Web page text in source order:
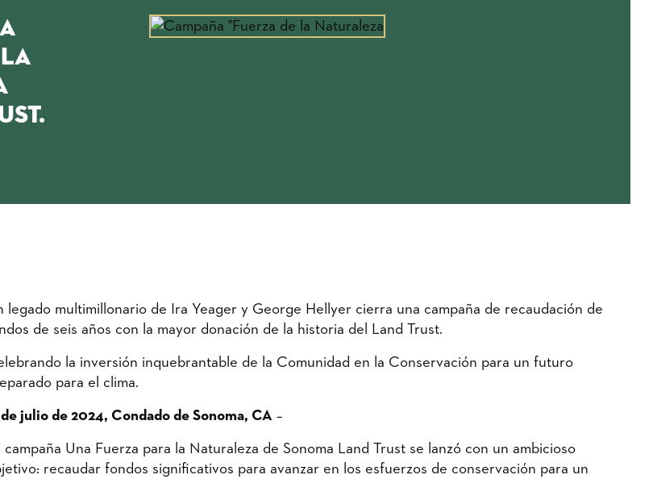
la
legado multimillonario de Ira Yeager y George Hellyer cierra una campaña de recaudación de
de seis años con la mayor donación de la historia del Land Trust.
la inversión inquebrantable de la Comunidad en la Conservación para un futuro
para el clima.
de julio de 2024, Condado de Sonoma, CA –
campaña Una Fuerza para la Naturaleza de Sonoma Land Trust se lanzó con un ambicioso
recaudar fondos significativos para avanzar en los esfuerzos de conservación para un